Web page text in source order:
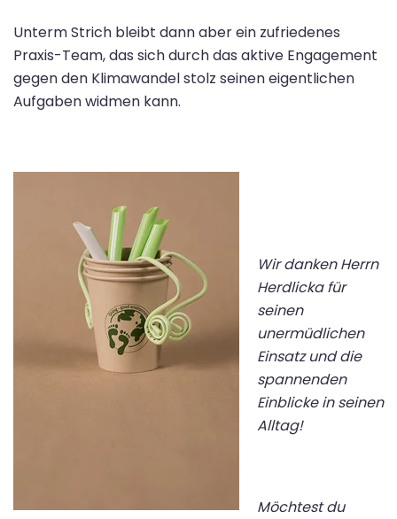
Unterm Strich bleibt dann aber ein zufriedenes
Praxis-Team, das sich durch das aktive Engagement
gegen den Klimawandel stolz seinen eigentlichen
Aufgaben widmen kann.
Wir danken Herrn
Herdlicka für
seinen
unermüdlichen
Einsatz und die
spannenden
Einblicke in seinen
Alltag!
Möchtest du